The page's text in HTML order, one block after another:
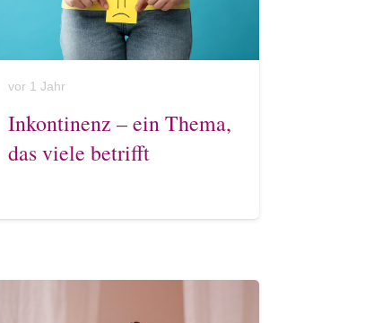
vor 1 Jahr
Inkontinenz – ein Thema,
das viele betrifft